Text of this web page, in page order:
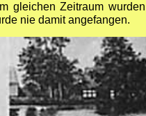
gleichen Zeitraum
nie damit angefangen.